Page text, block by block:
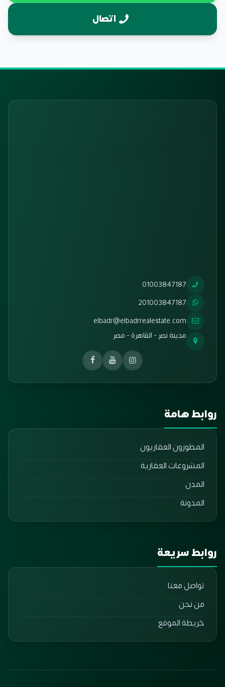
اتصال
01003847187
201003847187
elbadr@elbadrrealestate.com
مدينة نصر - القاهرة - مصر
روابط هامة
المطورون العقاريون
المشروعات العقارية
المدن
المدونة
روابط سريعة
تواصل معنا
من نحن
خريطة الموقع